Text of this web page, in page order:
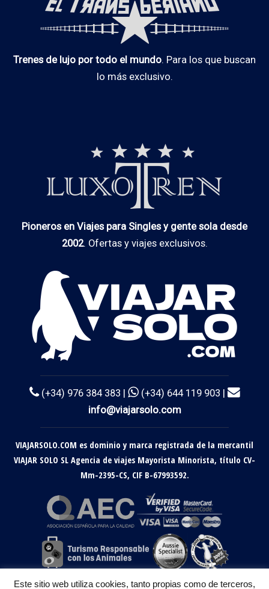
Trenes de lujo por todo el mundo. Para los que buscan
lo más exclusivo.
Pioneros en Viajes para Singles y gente sola desde
2002. Ofertas y viajes exclusivos.
(+34) 976 384 383 |
(+34) 644 119 903 |
info@viajarsolo.com
VIAJARSOLO.COM es dominio y marca registrada de la mercantil
VIAJAR SOLO SL Agencia de viajes Mayorista Minorista, título CV-
Mm-2395-CS, CIF B-67993592.
Este sitio web utiliza cookies, tanto propias como de terceros,